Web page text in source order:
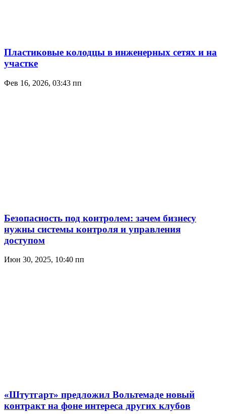
Пластиковые колодцы в инженерных сетях и на
участке
Фев 16, 2026, 03:43 пп
Безопасность под контролем: зачем бизнесу
нужны системы контроля и управления
доступом
Июн 30, 2025, 10:40 пп
«Штутгарт» предложил Вольтемаде новый
контракт на фоне интереса других клубов